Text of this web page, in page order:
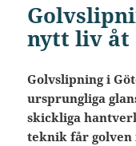
nytt liv åt
Golvslipning i
ursprungliga
skickliga
teknik får golven